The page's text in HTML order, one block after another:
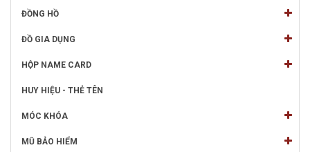
ĐỒNG HỒ
ĐỒ GIA DỤNG
HỘP NAME CARD
HUY HIỆU - THẺ TÊN
MÓC KHÓA
MŨ BẢO HIỂM